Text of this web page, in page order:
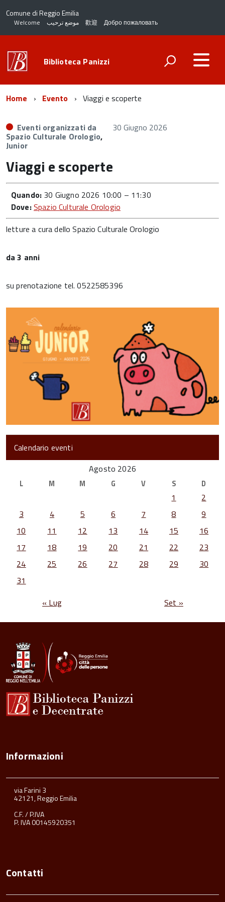
Comune di Reggio Emilia
Welcome موضع ترحيب 歡迎 Добро пожаловать
Biblioteca Panizzi
Home Evento Viaggi e scoperte
Eventi organizzati da
Spazio Culturale Orologio,
Junior
30 Giugno 2026
Viaggi e scoperte
Quando: 30 Giugno 2026 10:00 – 11:30
Dove:Spazio Culturale Orologio
letture a cura dello Spazio Culturale Orologio
da 3 anni
su prenotazione tel. 0522585396
Calendario eventi
Agosto 2026
L M M G V S D
1
2
3
4 5 6 7 8
9
10
11 12 13 14 15
16
17
18 19 20 21 22
23
24
25 26 27 28 29
30
31
« Lug
Set »
Informazioni
via Farini 3
42121, Reggio Emilia
C.F. / P.IVA
P. IVA 00145920351
Contatti